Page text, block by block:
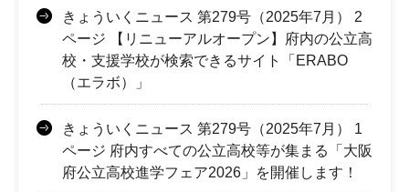
きょういくニュース 第279号（2025年7月） 2
ページ 【リニューアルオープン】府内の公立高
校・支援学校が検索できるサイト「ERABO
（エラボ）」
きょういくニュース 第279号（2025年7月） 1
ページ 府内すべての公立高校等が集まる「大阪
府公立高校進学フェア2026」を開催します！